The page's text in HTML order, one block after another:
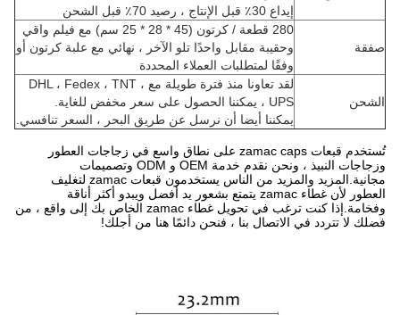
إيداع 30٪ قبل الإنتاج ، رصيد 70٪ قبل الشحن
صفقة
280 قطعة / كرتون (45 * 28 * 25 سم) مع فيلم واقي
وحقيبة مقابل واحدًا تلو الآخر ، نهائي مع علبة كرتون أو
وفقًا لمتطلبات العملاء المحددة
الشحن
لقد تعاونا منذ فترة طويلة مع DHL ، Fedex ، TNT ،
UPS ، يمكننا الحصول على سعر مخفض للغاية.
يمكننا أيضا أن نرسل عن طريق البحر ، السعر تنافسي.
تُستخدم قبعات zamac caps على نطاق واسع في زجاجات العطور
وزجاجات النبيذ ، ونحن نقدم خدمة OEM و ODM وتصميمات
مجانية.المزيد والمزيد من الناس يستخدمون قبعات zamac لتغليف
العطور لأن غطاء zamac يتمتع بشعور يد أفضل ويبدو أكثر أناقة
وفخامة.إذا كنت ترغب في تحويل غطاء zamac الخاص بك إلى واقع ، من
فضلك لا تتردد في الاتصال بنا ، فنحن دائمًا هنا من أجلك!